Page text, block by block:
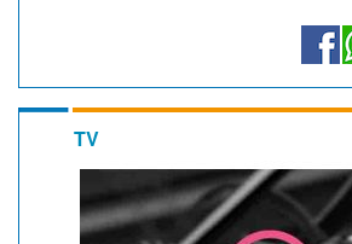
TV